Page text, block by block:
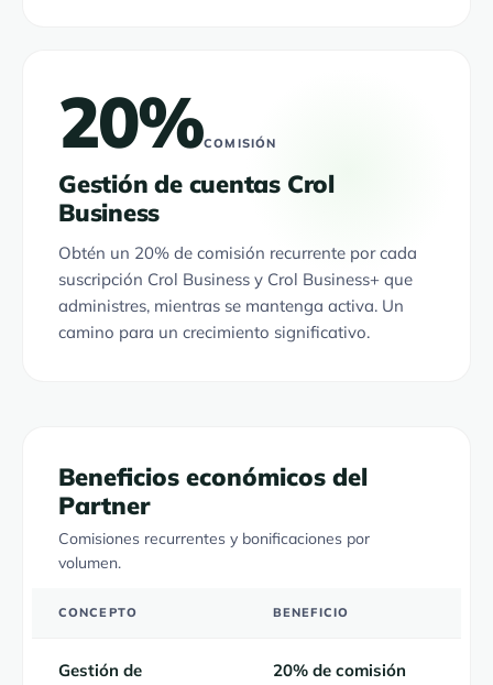
20%COMISIÓN
Gestión de cuentas Crol
Business
Obtén un 20% de comisión recurrente por cada
suscripción Crol Business y Crol Business+ que
administres, mientras se mantenga activa. Un
camino para un crecimiento significativo.
Beneficios económicos del
Partner
Comisiones recurrentes y bonificaciones por
volumen.
CONCEPTO BENEFICIO
Gestión de
20% de comisión